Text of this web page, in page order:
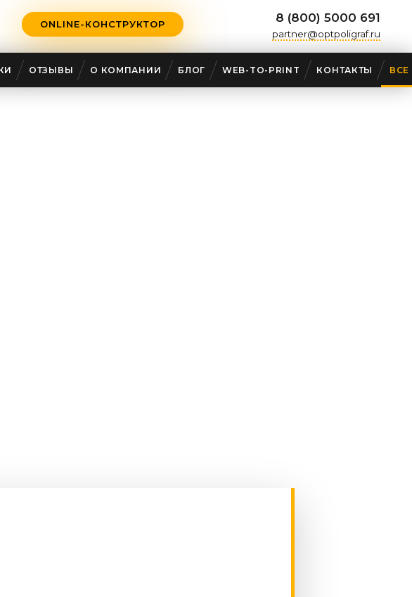
ONLINE-КОНСТРУКТОР 8 (800) 5000 691
partner@optpoligraf.ru
ОТЗЫВЫ О КОМПАНИИ БЛОГ WEB-TO-PRINT КОНТАКТЫ ВСЕ